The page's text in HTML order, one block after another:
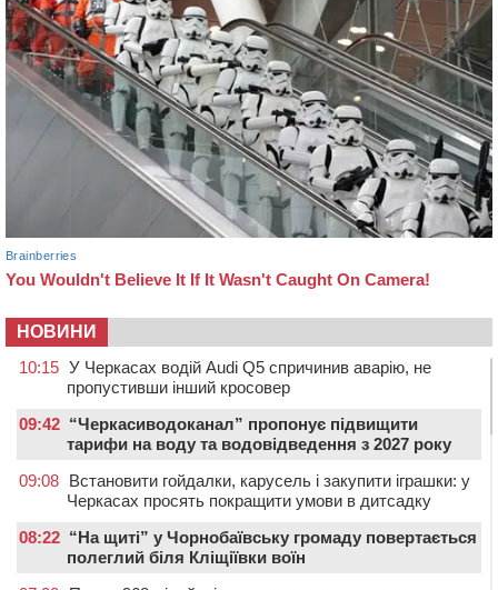
НОВИНИ
10:15 У Черкасах водій Audi Q5 спричинив аварію, не
пропустивши інший кросовер
09:42 “Черкасиводоканал” пропонує підвищити
тарифи на воду та водовідведення з 2027 року
09:08 Встановити гойдалки, карусель і закупити іграшки: у
Черкасах просять покращити умови в дитсадку
08:22 “На щиті” у Чорнобаївську громаду повертається
полеглий біля Кліщіївки воїн